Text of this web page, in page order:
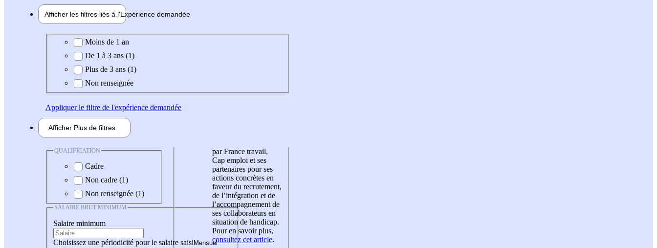
Afficher les filtres liés à l'Expérience demandée
Expérience demandée
Moins de 1 an
De 1 à 3 ans (1)
Plus de 3 ans (1)
Non renseignée
Appliquerle filtre de l'expérience demandée
Afficher Plus de filtres
QUALIFICATION
Cadre
Non cadre (1)
Non renseignée (1)
SALAIRE BRUT MINIMUM
Salaire minimum
Choisissez une périodicité pour le salaire saisi
par France travail,
Cap emploi et ses
partenaires pour ses
actions concrètes en
faveur du recrutement,
de l’intégration et de
l’accompagnement de
ses collaborateurs en
situation de handicap.
Pour en savoir plus,
consultez cet article.